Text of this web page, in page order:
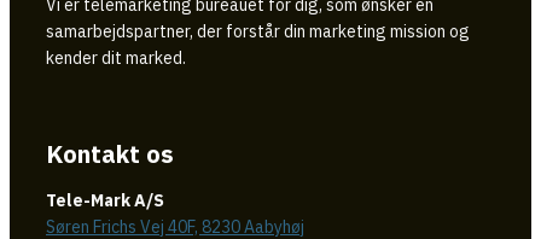
samarbejdspartner, der forstår din marketing mission og
kender dit marked.
Kontakt os
Tele-Mark A/S
Søren Frichs Vej 40F, 8230 Aabyhøj